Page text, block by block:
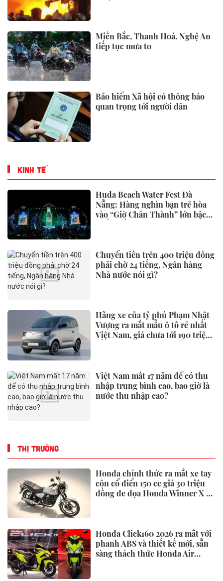
Miền Bắc, Thanh Hoá, Nghệ An
tiếp tục mưa to
Bảo hiểm Xã hội có thông báo
quan trọng tới người dân
KINH TẾ
Huda Beach Water Fest Đà
Nẵng: Hàng nghìn bạn trẻ hòa
vào “Giờ Chân Thành” lớn bậc
Chuyển tiền trên 400 triệu đồng
phải chờ 24 tiếng, Ngân hàng
Nhà nước nói gì?
Hãng xe của tỷ phú Phạm Nhật
Vượng ra mắt mẫu ô tô rẻ nhất
Việt Nam, giá chưa tới 190 triệu
Việt Nam mất 17 năm để có thu
nhập trung bình cao, bao giờ là
nước thu nhập cao?
THỊ TRƯỜNG
Honda chính thức ra mắt xe tay
côn cổ điển 150 cc giá 30 triệu
đồng đe dọa Honda Winner X và
Honda Click160 2026 ra mắt với
phanh ABS và thiết kế mới, sẵn
sàng thách thức Honda Air